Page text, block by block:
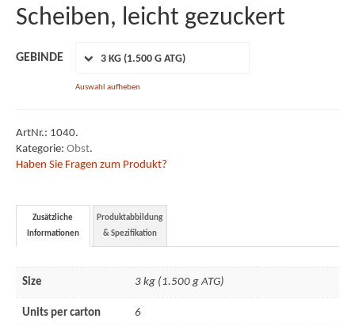
Unternehmen
Geschichte
Unsere Werte
Freie Stellen
Scheiben, leicht gezuckert
GEBINDE 3 KG (1.500 G ATG)
Auswahl aufheben
ArtNr.: 1040.
Kategorie: Obst.
Haben Sie Fragen zum Produkt?
Zusätzliche
Informationen
Produktabbildung
& Spezifikation
Size 3 kg (1.500 g ATG)
Units per carton 6